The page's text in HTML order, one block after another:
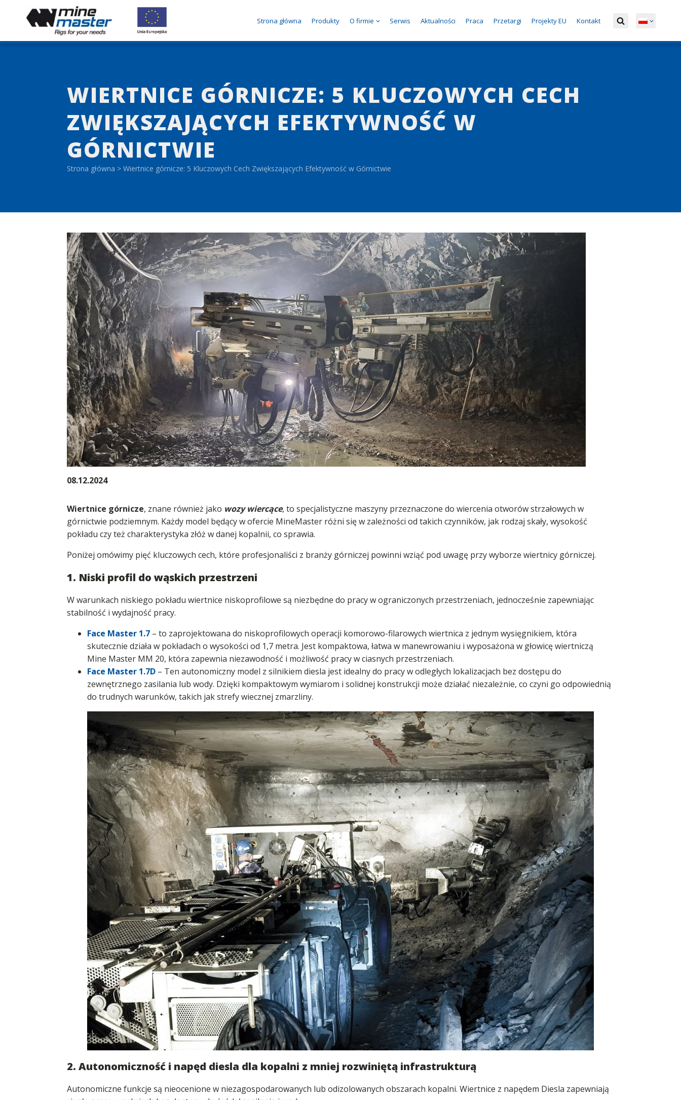
Strona główna Produkty O firmie Serwis Aktualności Praca Przetargi Projekty EU Kontakt
WIERTNICE GÓRNICZE: 5 KLUCZOWYCH CECH
ZWIĘKSZAJĄCYCH EFEKTYWNOŚĆ W
GÓRNICTWIE
Strona główna > Wiertnice górnicze: 5 Kluczowych Cech Zwiększających Efektywność w Górnictwie
08.12.2024
Wiertnice górnicze, znane również jako wozy wiercące, to specjalistyczne maszyny przeznaczone do wiercenia otworów strzałowych w
górnictwie podziemnym. Każdy model będący w ofercie MineMaster różni się w zależności od takich czynników, jak rodzaj skały, wysokość
pokładu czy też charakterystyka złóż w danej kopalnii, co sprawia.
Poniżej omówimy pięć kluczowych cech, które profesjonaliści z branży górniczej powinni wziąć pod uwagę przy wyborze wiertnicy górniczej.
1. Niski profil do wąskich przestrzeni
W warunkach niskiego pokładu wiertnice niskoprofilowe są niezbędne do pracy w ograniczonych przestrzeniach, jednocześnie zapewniając
stabilność i wydajność pracy.
Face Master 1.7 – to zaprojektowana do niskoprofilowych operacji komorowo-filarowych wiertnica z jednym wysięgnikiem, która
skutecznie działa w pokładach o wysokości od 1,7 metra. Jest kompaktowa, łatwa w manewrowaniu i wyposażona w głowicę wiertniczą
Mine Master MM 20, która zapewnia niezawodność i możliwość pracy w ciasnych przestrzeniach.
Face Master 1.7D – Ten autonomiczny model z silnikiem diesla jest idealny do pracy w odległych lokalizacjach bez dostępu do
zewnętrznego zasilania lub wody. Dzięki kompaktowym wymiarom i solidnej konstrukcji może działać niezależnie, co czyni go odpowiednią
do trudnych warunków, takich jak strefy wiecznej zmarzliny.
2. Autonomiczność i napęd diesla dla kopalni z mniej rozwiniętą infrastrukturą
Autonomiczne funkcje są nieocenione w niezagospodarowanych lub odizolowanych obszarach kopalni. Wiertnice z napędem Diesla zapewniają